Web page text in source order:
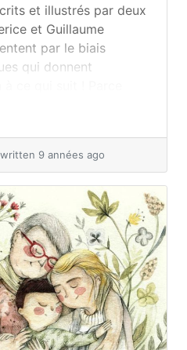
et illustrés par deux
et Guillaume
par le biais
qui donnent
ami avec ce drôle de
enfants,... »read more
written 9 années ago